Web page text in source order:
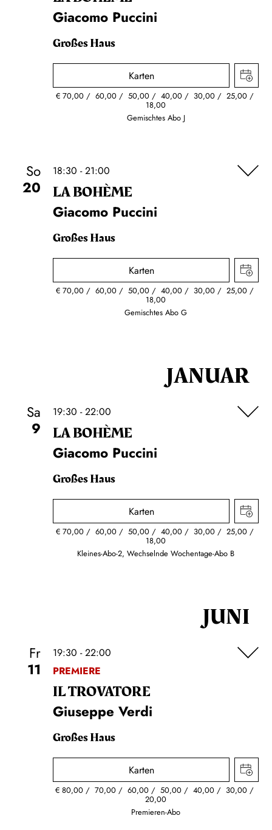
Giacomo Puccini
Großes Haus
Karten
€ 70,00 60,00 50,00 40,00 30,00 25,00
18,00
Gemischtes Abo J
So
20
18:30 - 21:00
LA BOHÈME
Giacomo Puccini
Großes Haus
Karten
€ 70,00 60,00 50,00 40,00 30,00 25,00
18,00
Gemischtes Abo G
JANUAR
Sa
9
19:30 - 22:00
LA BOHÈME
Giacomo Puccini
Großes Haus
Karten
€ 70,00 60,00 50,00 40,00 30,00 25,00
18,00
Kleines-Abo-2, Wechselnde Wochentage-Abo B
JUNI
Fr
11
19:30 - 22:00
PREMIERE
IL TROVA­TORE
Giuseppe Verdi
Großes Haus
Karten
€80,00 70,00 60,00 50,00 40,00 30,00
20,00
Premieren-Abo